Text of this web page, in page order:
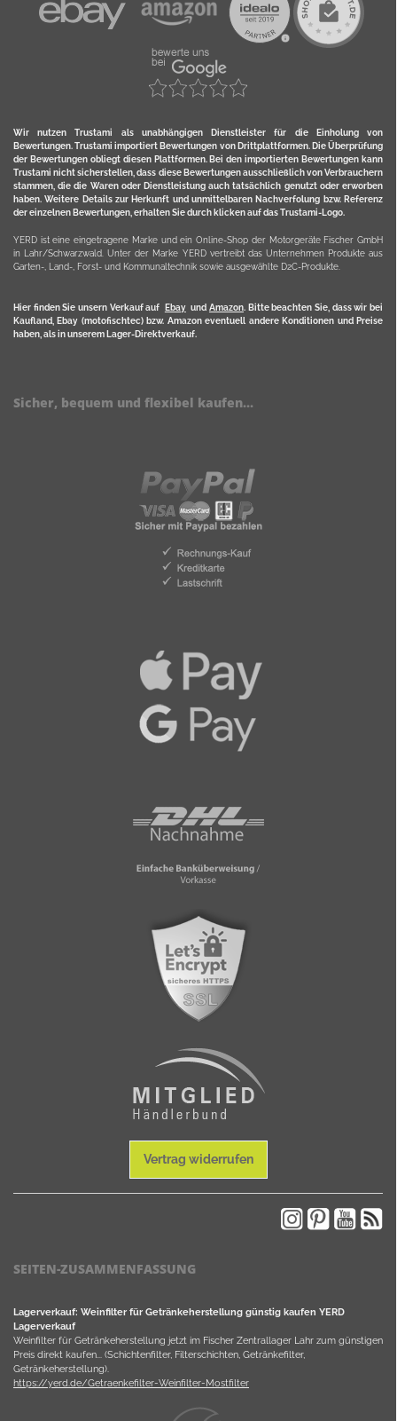
Wir nutzen Trustami als unabhängigen Dienstleister für die Einholung von
Bewertungen. Trustami importiert Bewertungen von Drittplattformen. Die Überprüfung
der Bewertungen obliegt diesen Plattformen. Bei den importierten Bewertungen kann
Trustami nicht sicherstellen, dass diese Bewertungen ausschließlich von Verbrauchern
stammen, die die Waren oder Dienstleistung auch tatsächlich genutzt oder erworben
haben. Weitere Details zur Herkunft und unmittelbaren Nachverfolung bzw. Referenz
der einzelnen Bewertungen, erhalten Sie durch klicken auf das Trustami-Logo.
YERD ist eine eingetragene Marke und ein Online-Shop der Motorgeräte Fischer GmbH
in Lahr/Schwarzwald. Unter der Marke YERD vertreibt das Unternehmen Produkte aus
Garten-, Land-, Forst- und Kommunaltechnik sowie ausgewählte D2C-Produkte.
Hier finden Sie unsern Verkauf auf Ebayund Amazon. Bitte beachten Sie, dass wir bei
Kaufland, Ebay (motofischtec) bzw. Amazon eventuell andere Konditionen und Preise
haben, als in unserem Lager-Direktverkauf.
Sicher, bequem und flexibel kaufen...
Vertrag widerrufen
SEITEN-ZUSAMMENFASSUNG
Lagerverkauf: Weinfilter für Getränkeherstellung günstig kaufen YERD
Lagerverkauf
Weinfilter für Getränkeherstellung jetzt im Fischer Zentrallager Lahr zum günstigen
Preis direkt kaufen... (Schichtenfilter, Filterschichten, Getränkefilter,
Getränkeherstellung).
https://yerd.de/Getraenkefilter-Weinfilter-Mostfilter